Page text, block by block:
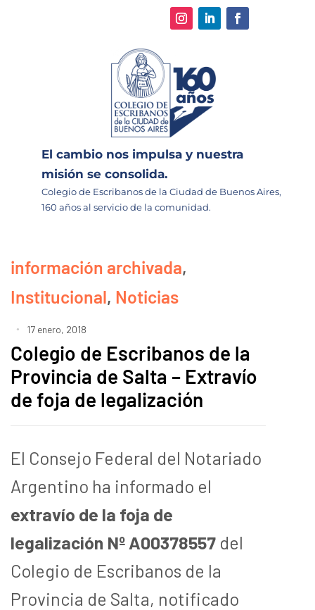
El cambio nos impulsa y nuestra
misión se consolida.
Colegio de Escribanos de la Ciudad de Buenos Aires,
160 años al servicio de la comunidad.
información archivada,
Institucional, Noticias
17 enero, 2018
Colegio de Escribanos de la
Provincia de Salta – Extravío
de foja de legalización
El Consejo Federal del Notariado
Argentino ha informado el
extravío de la foja de
legalización Nº A00378557 del
Colegio de Escribanos de la
Provincia de Salta, notificado